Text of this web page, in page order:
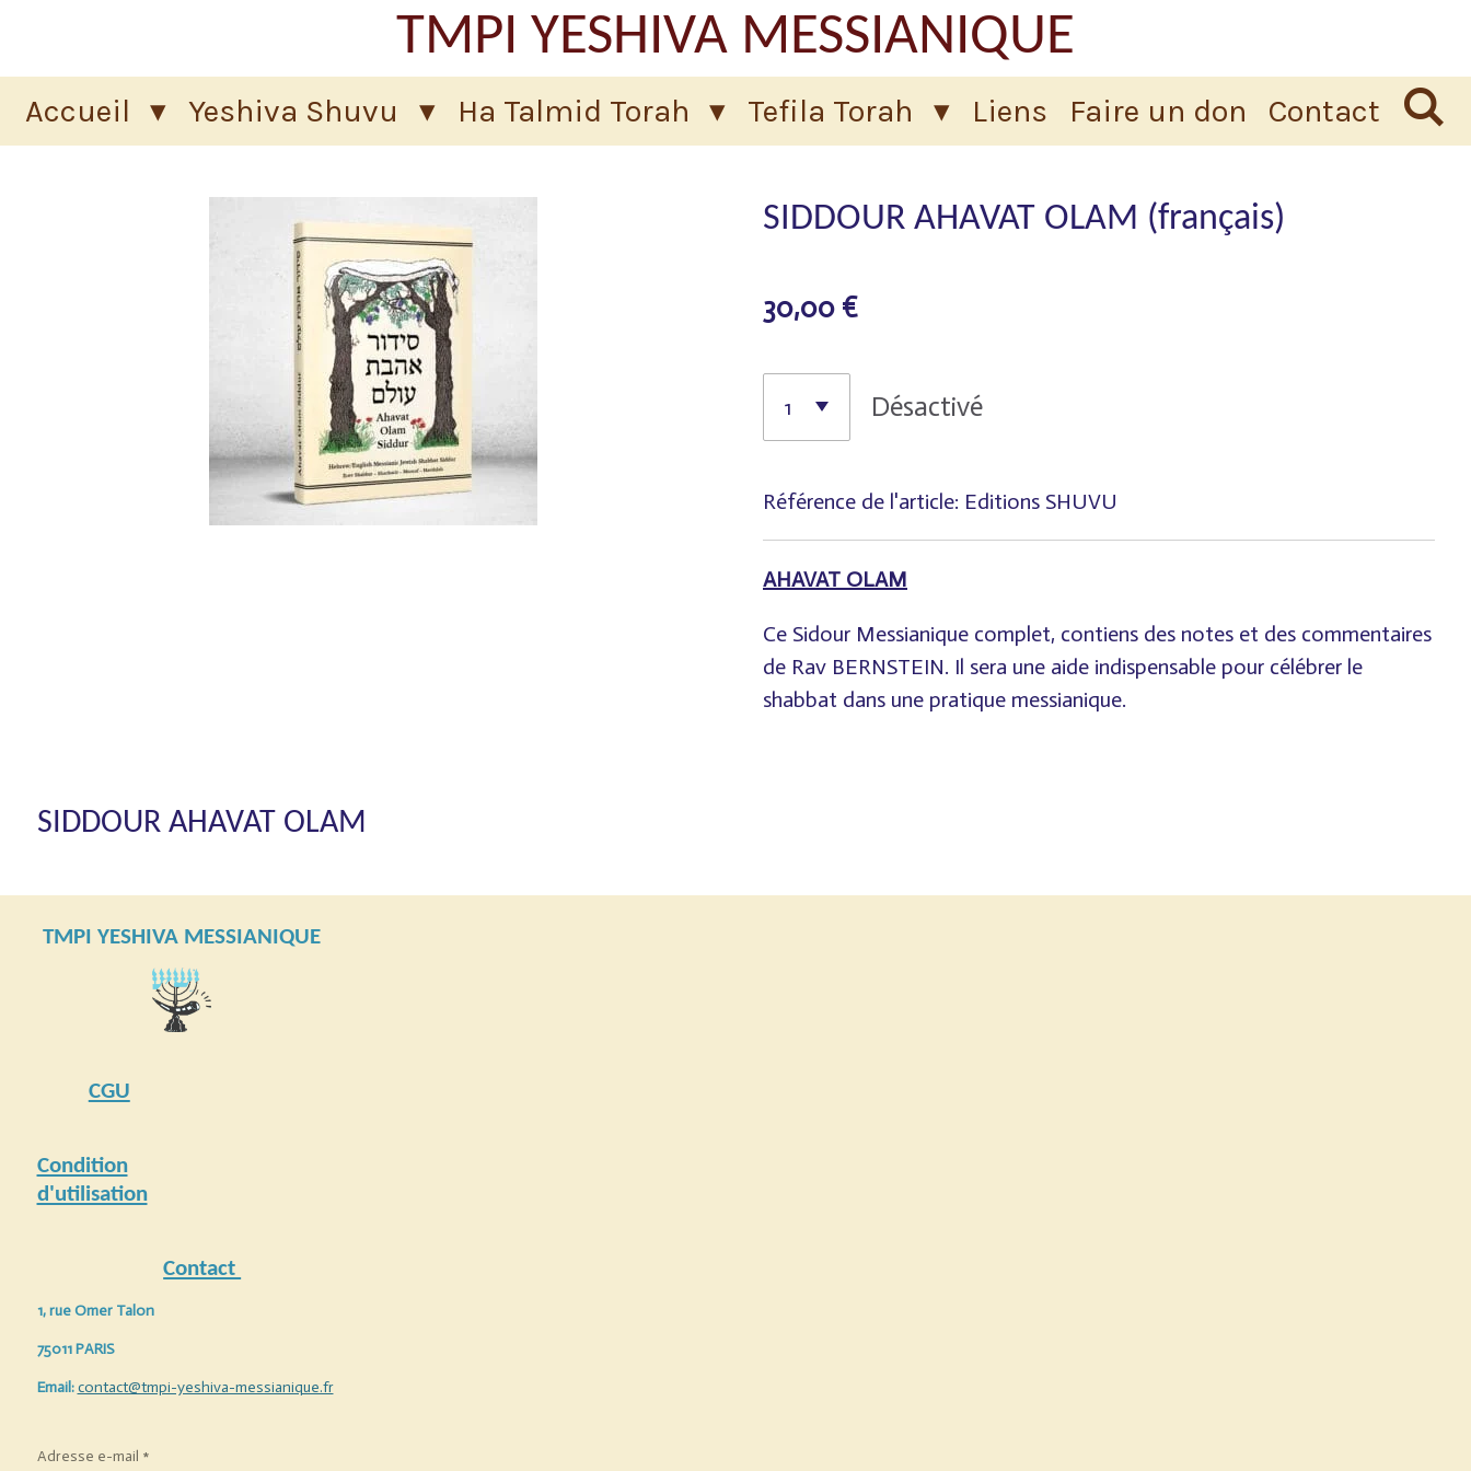
principal
TMPI YESHIVA MESSIANIQUE
Accueil Yeshiva Shuvu Ha Talmid Torah Tefila Torah Liens Faire un don Contact
SIDDOUR AHAVAT OLAM (français)
30,00 €
Désactivé
Référence de l'article: Editions SHUVU
AHAVAT OLAM
Ce Sidour Messianique complet, contiens des notes et des commentaires
de Rav BERNSTEIN. Il sera une aide indispensable pour célébrer le
shabbat dans une pratique messianique.
SIDDOUR AHAVAT OLAM
TMPI YESHIVA MESSIANIQUE
CGU
Condition
d'utilisation
Contact
1, rue Omer Talon
75011 PARIS
Email:contact@tmpi-yeshiva-messianique.fr
Adresse e-mail *